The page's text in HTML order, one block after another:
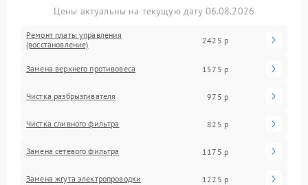
Цены актуальны на текущую дату 06.08.2026
Ремонт платы управления
(восстановление)
2425 р
Замена верхнего противовеса 1575 р
Чистка разбрызгивателя 975 р
Чистка сливного фильтра 825 р
Замена сетевого фильтра 1175 р
Замена жгута электропроводки 1225 р